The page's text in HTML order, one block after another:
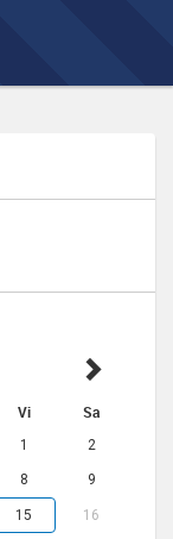
Vi Sa
1 2
8 9
15 16